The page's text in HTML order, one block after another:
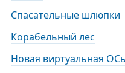
Спасательные шлюпки
Корабельный лес
Новая виртуальная